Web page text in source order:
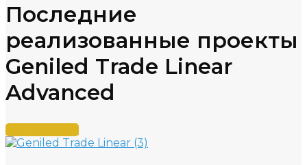
Последние
реализованные проекты
Geniled Trade Linear
Advanced
Все проекты